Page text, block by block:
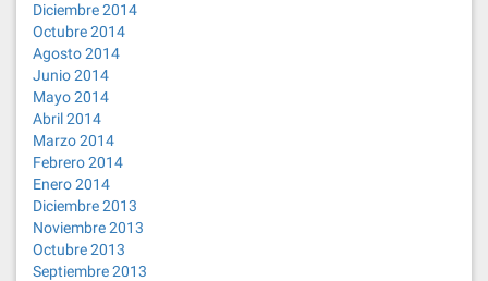
Diciembre 2014
Octubre 2014
Agosto 2014
Junio 2014
Mayo 2014
Abril 2014
Marzo 2014
Febrero 2014
Enero 2014
Diciembre 2013
Noviembre 2013
Octubre 2013
Septiembre 2013